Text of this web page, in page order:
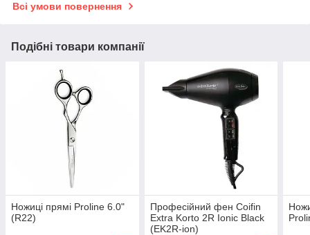
Всі умови повернення
Подібні товари компанії
Ножиці прямі Proline 6.0"
(R22)
Професійний фен Coifin
Extra Korto 2R Ionic Black
(EK2R-ion)